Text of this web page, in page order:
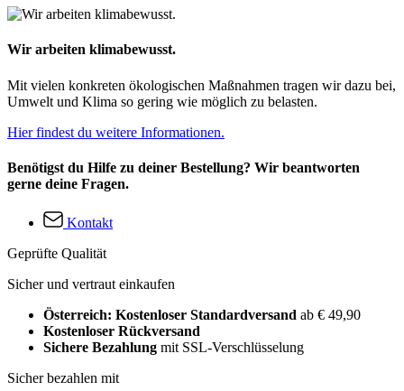
Wir arbeiten klimabewusst.
Mit vielen konkreten ökologischen Maßnahmen tragen wir dazu bei,
Umwelt und Klima so gering wie möglich zu belasten.
Hier findest du weitere Informationen.
Benötigst du Hilfe zu deiner Bestellung? Wir beantworten
gerne deine Fragen.
Kontakt
Geprüfte Qualität
Sicher und vertraut einkaufen
Österreich: Kostenloser Standardversand ab € 49,90
Kostenloser Rückversand
Sichere Bezahlung mit SSL-Verschlüsselung
Sicher bezahlen mit